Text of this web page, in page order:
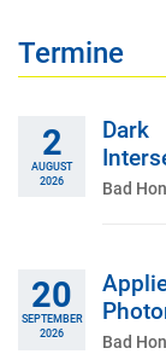
Termine
2
AUGUST
2026
Dark
Bad
20
SEPTEMBER
2026
Bad